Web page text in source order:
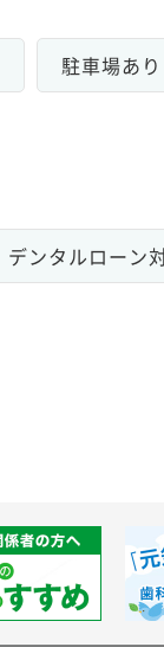
駐車場あり
デンタルローン